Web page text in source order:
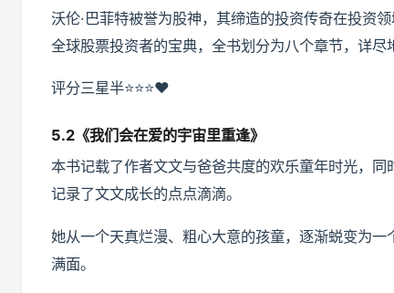
沃伦·巴菲特被誉为股神，其缔造的投资传奇在投资
全球股票投资者的宝典，全书划分为八个章节，详尽
评分三星半⭐️⭐️⭐️❤️
5.2《我们会在爱的宇宙里重逢》
本书记载了作者文文与爸爸共度的欢乐童年时光，
记录了文文成长的点点滴滴。
她从一个天真烂漫、粗心大意的孩童，逐渐蜕变为
满面。